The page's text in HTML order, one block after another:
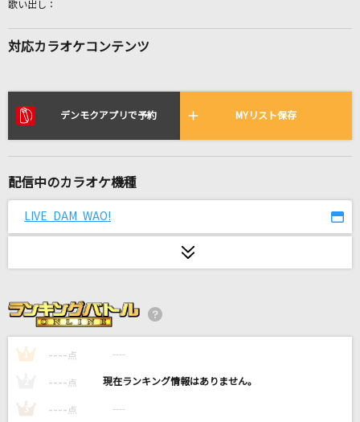
Kanaria
Perfume
[生音]巡恋歌
長渕剛
[生音]チェックのワンピース
back number
対応カラオケコンテンツ
デンモクアプリで予約 MYリスト保存
配信中のカラオケ機種
LIVE DAM WAO!
1 ---- 点 ----
---- 点 ----
3 ---- 点 ----